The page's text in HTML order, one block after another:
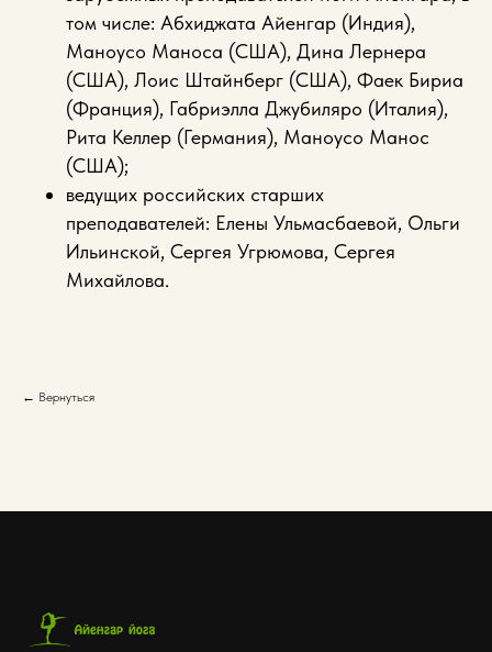
том числе: Абхиджата Айенгар (Индия),
Маноусо Маноса (США), Дина Лернера
(США), Лоис Штайнберг (США), Фаек Бириа
(Франция), Габриэлла Джубиляро (Италия),
Рита Келлер (Германия), Маноусо Манос
(США);
ведущих российских старших
преподавателей: Елены Ульмасбаевой, Ольги
Ильинской, Сергея Угрюмова, Сергея
Михайлова.
← Вернуться